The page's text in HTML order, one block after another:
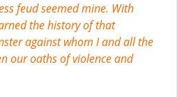
feud seemed mine. With
the history of that
against whom I and all the
our oaths of violence and